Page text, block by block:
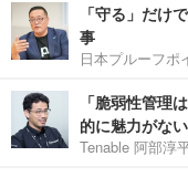
「守る」だけ
事
日本プルーフポ
「脆弱性管理
的に魅力がな
Tenable 阿部淳